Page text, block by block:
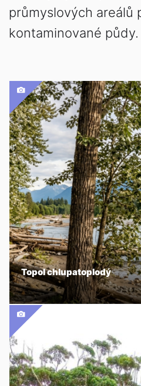
průmyslových areálů
kontaminované půdy.
Topol chlupatoplodý